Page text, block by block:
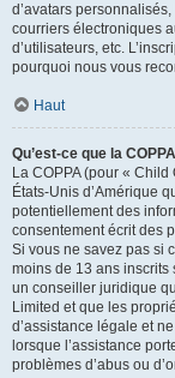
d’avatars
courriers électroniques
d’utilisateurs, etc.
pourquoi nous vous
Haut
Qu’est-ce que la
La COPPA (pour «
États-Unis d’Amérique
potentiellement des
consentement écrit des
Si vous ne savez pas si
moins de 13 ans inscrits
un conseiller juridique
Limited et que les
d’assistance légale et
lorsque l’assistance
problèmes d’abus ou